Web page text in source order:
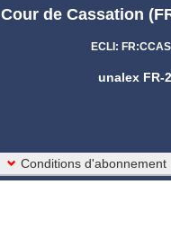
Cour de Cassation
ECLI:
unalex FR-
Conditions d'abonnement